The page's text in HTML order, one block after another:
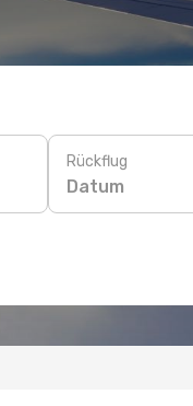
Rückflug
Datum